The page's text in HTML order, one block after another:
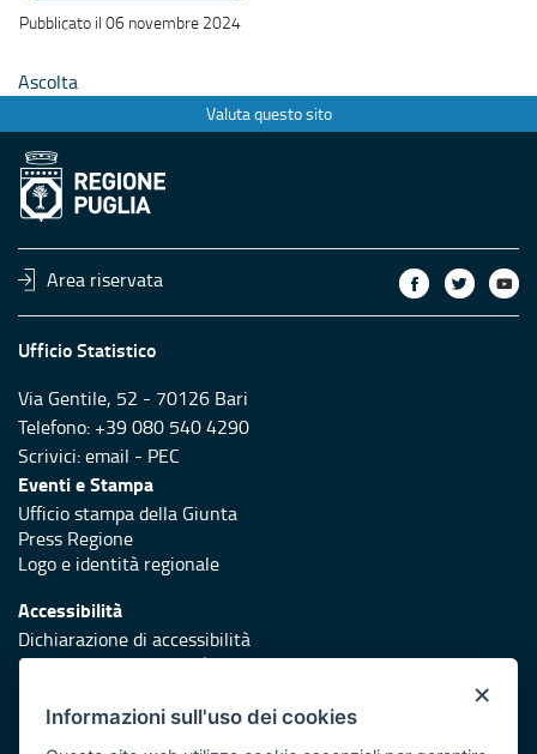
Pubblicato il 06 novembre 2024
Ascolta
Valuta questo sito
Area riservata
Ufficio Statistico
Via Gentile, 52 - 70126 Bari
Telefono: +39 080 540 4290
Scrivici:email - PEC
Eventi e Stampa
Ufficio stampa della Giunta
Press Regione
Logo e identità regionale
Accessibilità
Dichiarazione di accessibilità
Obiettivi di accessibilità
Redazione
×
Informazioni sull'uso dei cookies